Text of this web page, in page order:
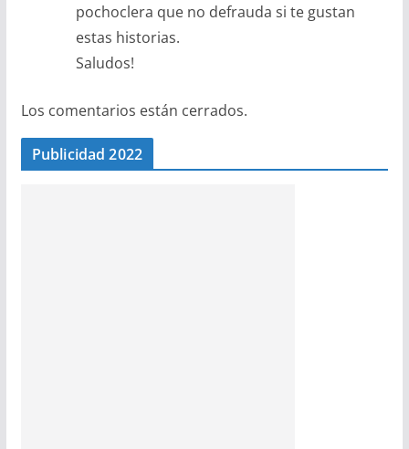
pochoclera que no defrauda si te gustan
estas historias.
Saludos!
Los comentarios están cerrados.
Publicidad 2022